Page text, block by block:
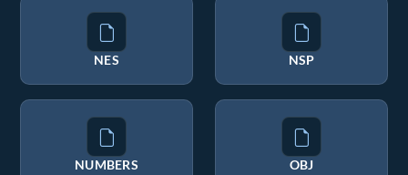
NES NSP
NUMBERS OBJ